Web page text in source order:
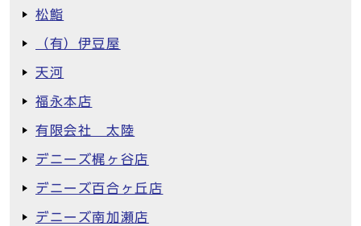
松鮨
（有）伊豆屋
天河
福永本店
有限会社 太陸
デニーズ梶ヶ谷店
デニーズ百合ヶ丘店
デニーズ南加瀬店